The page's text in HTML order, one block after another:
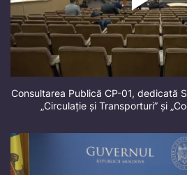
Consultarea Publică CP-01, dedicată
„Circulație și Transporturi” și